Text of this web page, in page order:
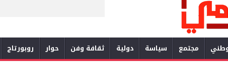
مجتمع سياسة دولية ثقافة وفن حوار روبورتاج